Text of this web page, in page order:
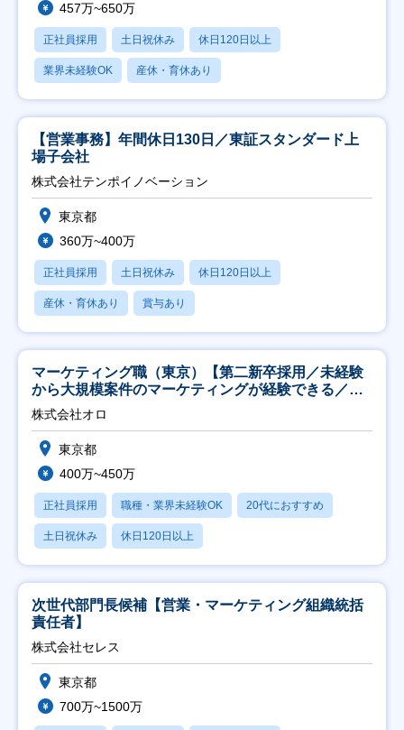
457万~650万
正社員採用 土日祝休み 休日120日以上
業界未経験OK 産休・育休あり
【営業事務】年間休日130日／東証スタンダード上
場子会社
株式会社テンポイノベーション
東京都
360万~400万
正社員採用 土日祝休み 休日120日以上
産休・育休あり 賞与あり
マーケティング職（東京）【第二新卒採用／未経験
から大規模案件のマーケティングが経験できる／研
修充実】
株式会社オロ
東京都
400万~450万
正社員採用 職種・業界未経験OK 20代におすすめ
土日祝休み 休日120日以上
次世代部門長候補【営業・マーケティング組織統括
責任者】
株式会社セレス
東京都
700万~1500万